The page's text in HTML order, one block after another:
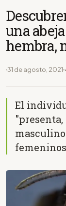
una
hembra,
31 de agosto, 2021
El